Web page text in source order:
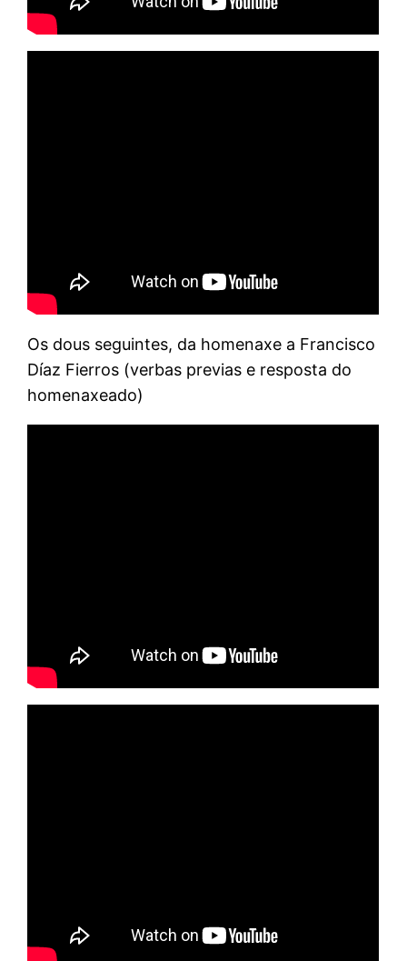
Os dous seguintes, da homenaxe a Francisco
Díaz Fierros (verbas previas e resposta do
homenaxeado)